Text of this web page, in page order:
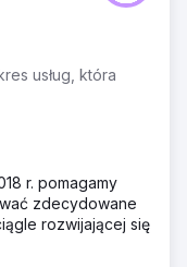
usług, która
r. pomagamy
zdecydowane
rozwijającej się